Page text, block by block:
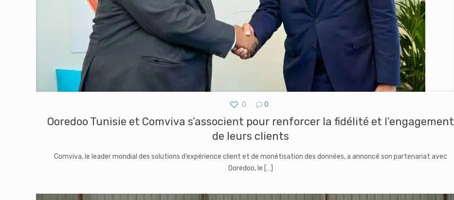
0 0
Ooredoo Tunisie et Comviva s’associent pour renforcer la fidélité et l’engagement
de leurs clients
Comviva, le leader mondial des solutions d’expérience client et de monétisation des données, a annoncé son partenariat avec
Ooredoo, le […]